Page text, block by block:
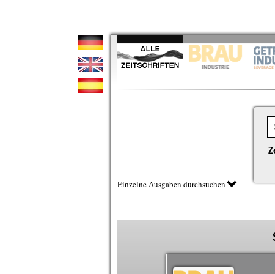
Einzelne Ausgaben durchsuchen